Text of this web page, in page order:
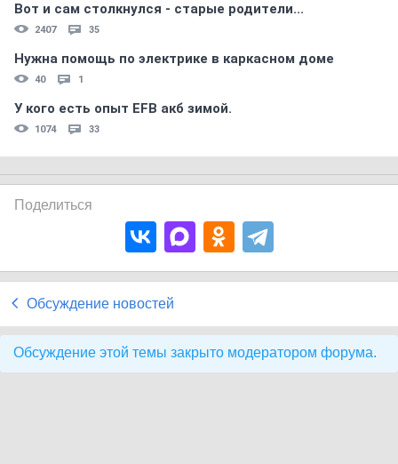
Вот и сам столкнулся - старые родители...
2407 35
Нужна помощь по электрике в каркасном доме
40 1
У кого есть опыт EFB акб зимой.
1074 33
Поделиться
Обсуждение новостей
Обсуждение этой темы закрыто модератором форума.